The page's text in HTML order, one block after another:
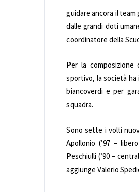
guidare ancora il
dalle grandi doti
coordinatore della
Per la composizione
sportivo, la società
biancoverdi e per
squadra.
Sono sette i volti
Apollonio (’97 –
Peschiulli (’90 –
aggiunge Valerio